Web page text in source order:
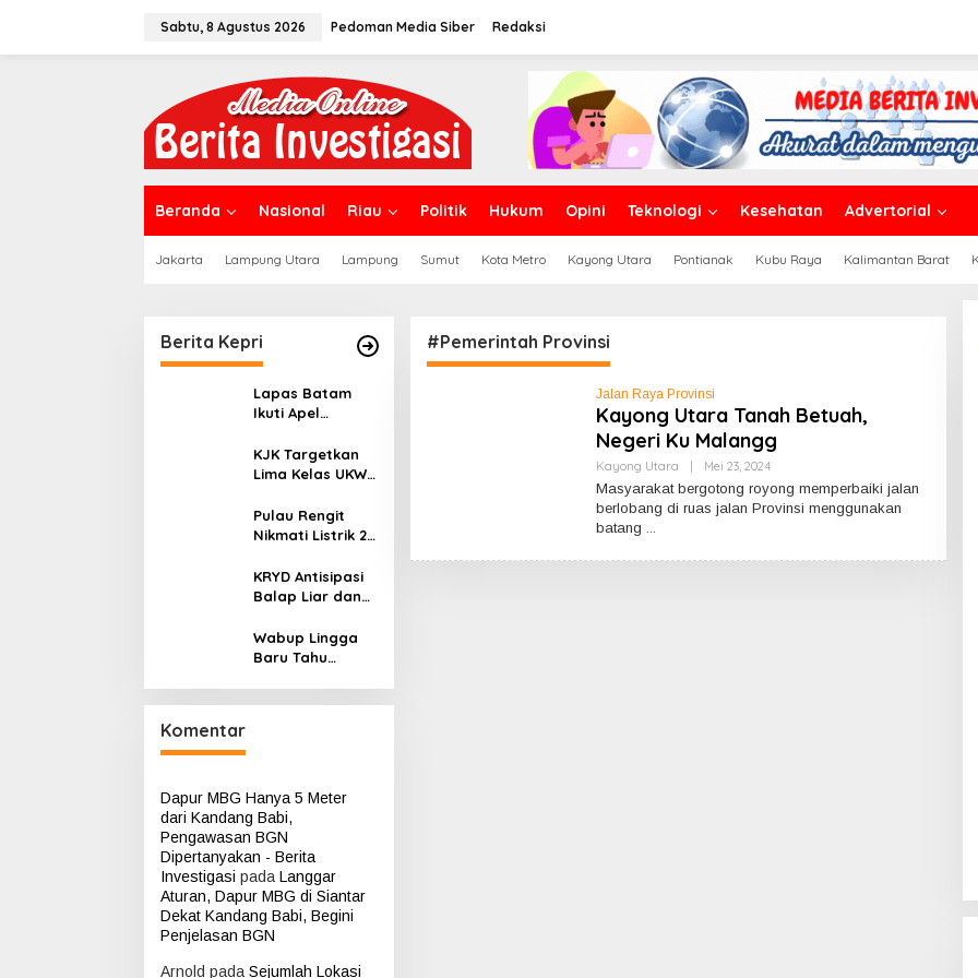
Sabtu, 8 Agustus 2026 Pedoman Media Siber Redaksi
Beranda Nasional Riau Politik Hukum Opini Teknologi Kesehatan Advertorial
Jakarta Lampung Utara Lampung Sumut Kota Metro Kayong Utara Pontianak Kubu Raya Kalimantan Barat
Berita Kepri
Lapas Batam
Ikuti Apel
Kemenko
Kumham Imipas,
dengan
Penyerahan
Pegawai Teladan
KJK Targetkan
Lima Kelas UKW
Wartawan Kepri
Pulau Rengit
Nikmati Listrik 24
Energi
Terbarukan, Jadi
Pengguna
Hidrogen
KRYD Antisipasi
Balap Liar dan
Jalanan, Polda
Kepri Kerahkan
Gabungan di
Wabup Lingga
Baru Tahu
Komentar
Dapur MBG Hanya 5 Meter
dari Kandang Babi,
Pengawasan BGN
Dipertanyakan - Berita
Investigasi pada Langgar
Aturan, Dapur MBG di Siantar
Dekat Kandang Babi, Begini
Penjelasan BGN
Arnold pada Sejumlah Lokasi
#Pemerintah Provinsi
Jalan Raya Provinsi
Kayong Utara Tanah Betuah,
Negeri Ku Malangg
Kayong Utara Mei 23, 2024O
E
H
D
Masyarakat bergotong royong memperbaiki jalan
berlobang di ruas jalan Provinsi menggunakan
batang